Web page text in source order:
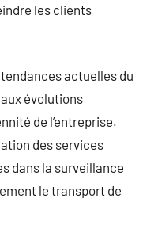
les clients
actuelles du
évolutions
de l’entreprise.
des services
dans la surveillance
le transport de